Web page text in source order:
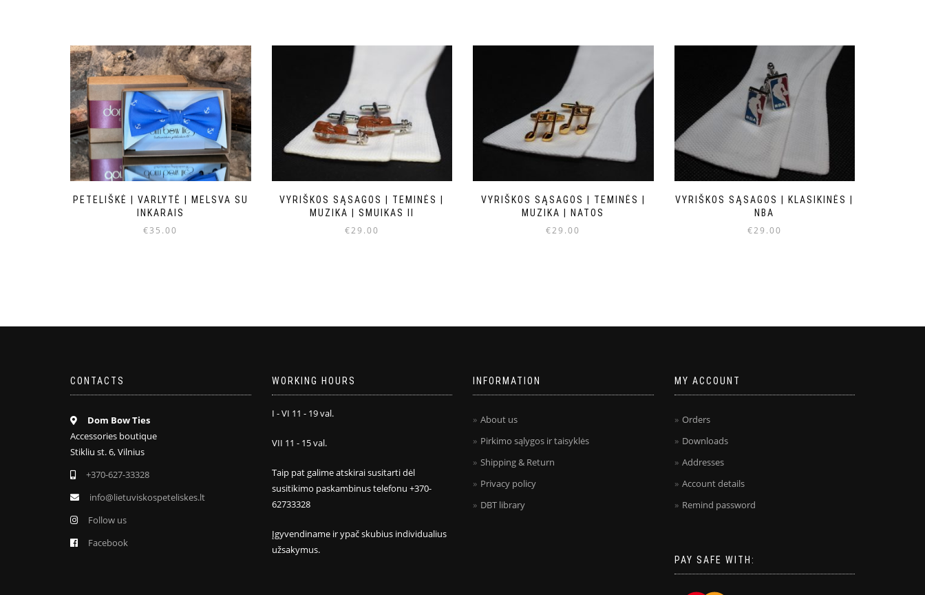
PETELIŠKĖ | VARLYTĖ | MELSVA SU
INKARAIS
€35.00
VYRIŠKOS SĄSAGOS | TEMINĖS |
MUZIKA | SMUIKAS II
€29.00
VYRIŠKOS SĄSAGOS | TEMINĖS |
MUZIKA | NATOS
€29.00
VYRIŠKOS SĄSAGOS | KLASIKINĖS |
NBA
€29.00
CONTACTS
Dom Bow Ties
Accessories boutique
Stikliu st. 6, Vilnius
+370-627-33328
info@lietuviskospeteliskes.lt
Follow us
Facebook
WORKING HOURS
I - VI 11 - 19 val.
VII 11 - 15 val.
Taip pat galime atskirai susitarti dėl
susitikimo paskambinus telefonu +370-
62733328
Įgyvendiname ir ypač skubius individualius
užsakymus.
INFORMATION
About us
Pirkimo sąlygos ir taisyklės
Shipping & Return
Privacy policy
DBT library
MY ACCOUNT
Orders
Downloads
Addresses
Account details
Remind password
PAY SAFE WITH: